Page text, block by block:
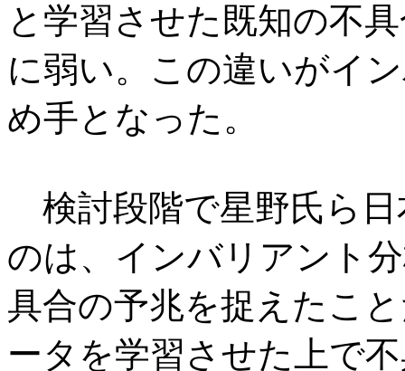
と学習させた既知の不
に弱い。この違いがイ
め手となった。
検討段階で星野氏ら
のは、インバリアント
具合の予兆を捉えたこ
ータを学習させた上で